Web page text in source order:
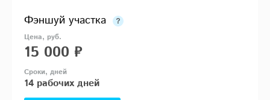
Фэншуй участка
15 000 ₽
14 рабочих дней